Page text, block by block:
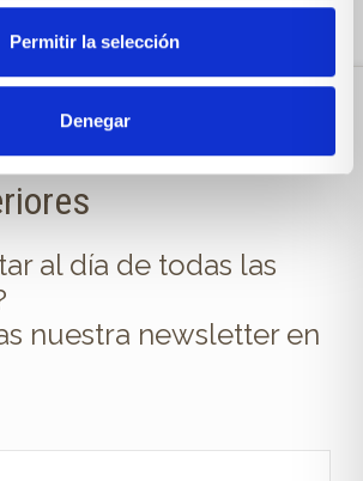
Permitir la selección
Denegar
a la newsletter de
al día de todas las
nuestra newsletter en